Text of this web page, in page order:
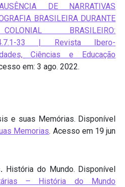
DE NARRATIVAS
BRASILEIRA DURANTE
BRASILEIRO:
33 | Revista Ibero-
Ciências e Educação
em: 3 ago. 2022.
e suas Memórias. Disponível
Memorias. Acesso em 19 jun
História do Mundo. Disponível
– História do Mundo